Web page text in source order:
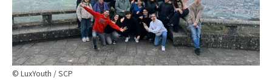
© LuxYouth / SCP